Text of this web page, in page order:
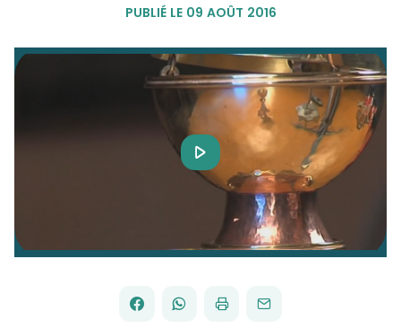
PUBLIÉ LE 09 AOÛT 2016
Play
Video
PARTAGER
FACEBOOK
PARTAGER
WHATSAPP
IMPRIMERENVOYER
PAR
EMAIL